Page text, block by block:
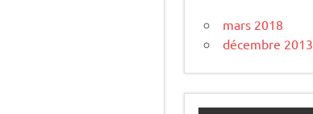
mars 2018
décembre 2013